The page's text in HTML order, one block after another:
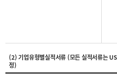
(2) 기업유형별실적서류 (모든 실적서류는
정)